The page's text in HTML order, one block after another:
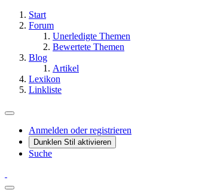
Start
Forum
Unerledigte Themen
Bewertete Themen
Blog
Artikel
Lexikon
Linkliste
Anmelden oder registrieren
Dunklen Stil aktivieren
Suche